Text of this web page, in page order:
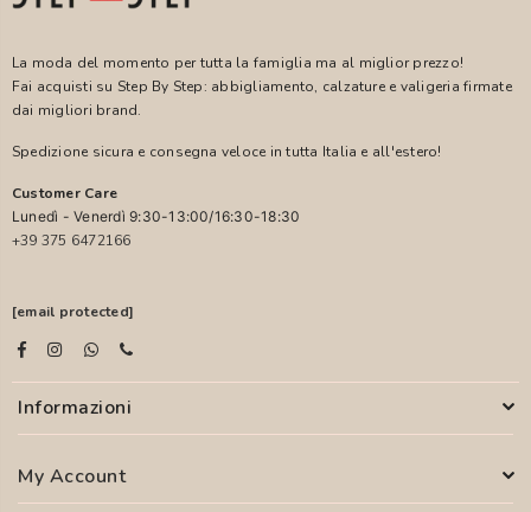
La moda del momento per tutta la famiglia ma al miglior prezzo!
Fai acquisti su Step By Step: abbigliamento, calzature e valigeria firmate
dai migliori brand.
Spedizione sicura e consegna veloce in tutta Italia e all'estero!
Customer Care
Lunedì - Venerdì 9:30-13:00/16:30-18:30
+39 375 6472166
[email protected]
Informazioni
My Account